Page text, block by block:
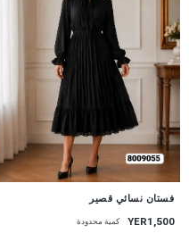
فستان نسائي قصير
YER1,500 كمية محدودة